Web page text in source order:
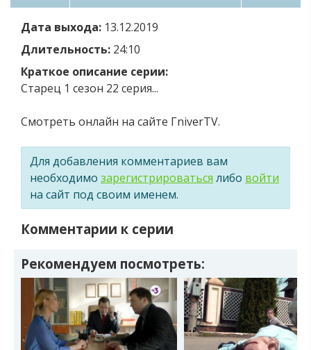
Дата выхода: 13.12.2019
Длительность: 24:10
Краткое описание серии:
Старец 1 сезон 22 серия...
Смотреть онлайн на сайте ГniverTV.
Для добавления комментариев вам
необходимо зарегистрироваться либо войти
на сайт под своим именем.
Комментарии к серии
Рекомендуем посмотреть: